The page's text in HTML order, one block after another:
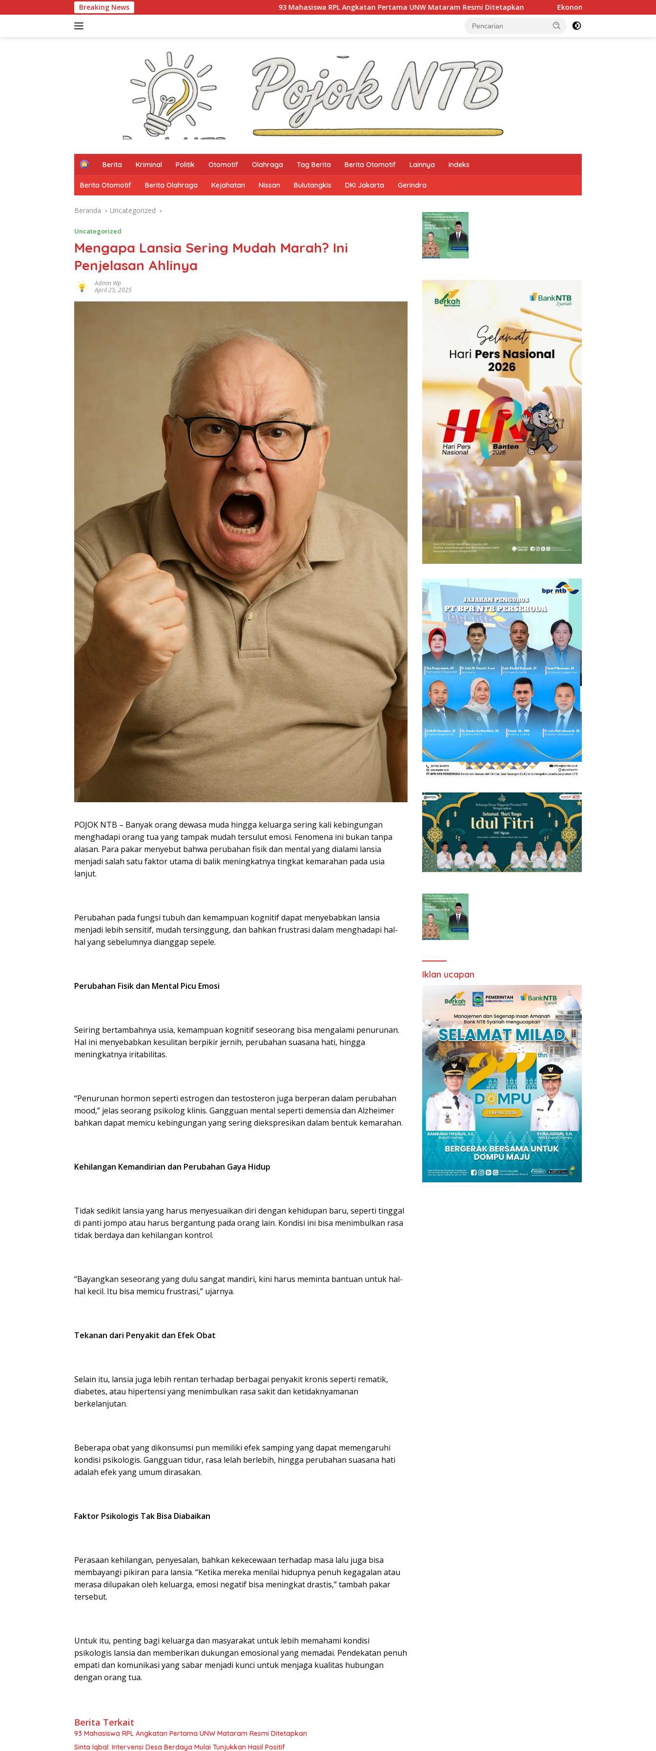
ke
Breaking News 93 Mahasiswa RPL Angkatan Pertama UNW Mataram Resmi Ditetapkan Ekonomi NTB Tumbuh 7,41 Persen, Kemiskinan dan
H
m
e
Berita Kriminal Politik Otomotif Olahraga Tag Berita Berita Otomotif Lainnya Indeks
Berita Otomotif Berita Olahraga Kejahatan Nissan Bulutangkis DKI Jakarta Gerindra
Beranda Uncategorized
Uncategorized
Mengapa Lansia Sering Mudah Marah? Ini
Penjelasan Ahlinya
Admin Wp
April 25, 2025
POJOK NTB – Banyak orang dewasa muda hingga keluarga sering kali kebingungan
menghadapi orang tua yang tampak mudah tersulut emosi. Fenomena ini bukan tanpa
alasan. Para pakar menyebut bahwa perubahan fisik dan mental yang dialami lansia
menjadi salah satu faktor utama di balik meningkatnya tingkat kemarahan pada usia
lanjut.
Perubahan pada fungsi tubuh dan kemampuan kognitif dapat menyebabkan lansia
menjadi lebih sensitif, mudah tersinggung, dan bahkan frustrasi dalam menghadapi hal-
hal yang sebelumnya dianggap sepele.
Perubahan Fisik dan Mental Picu Emosi
Seiring bertambahnya usia, kemampuan kognitif seseorang bisa mengalami penurunan.
Hal ini menyebabkan kesulitan berpikir jernih, perubahan suasana hati, hingga
meningkatnya iritabilitas.
“Penurunan hormon seperti estrogen dan testosteron juga berperan dalam perubahan
mood,” jelas seorang psikolog klinis. Gangguan mental seperti demensia dan Alzheimer
bahkan dapat memicu kebingungan yang sering diekspresikan dalam bentuk kemarahan.
Kehilangan Kemandirian dan Perubahan Gaya Hidup
Tidak sedikit lansia yang harus menyesuaikan diri dengan kehidupan baru, seperti tinggal
di panti jompo atau harus bergantung pada orang lain. Kondisi ini bisa menimbulkan rasa
tidak berdaya dan kehilangan kontrol.
“Bayangkan seseorang yang dulu sangat mandiri, kini harus meminta bantuan untuk hal-
hal kecil. Itu bisa memicu frustrasi,” ujarnya.
Tekanan dari Penyakit dan Efek Obat
Selain itu, lansia juga lebih rentan terhadap berbagai penyakit kronis seperti rematik,
diabetes, atau hipertensi yang menimbulkan rasa sakit dan ketidaknyamanan
berkelanjutan.
Beberapa obat yang dikonsumsi pun memiliki efek samping yang dapat memengaruhi
kondisi psikologis. Gangguan tidur, rasa lelah berlebih, hingga perubahan suasana hati
adalah efek yang umum dirasakan.
Faktor Psikologis Tak Bisa Diabaikan
Perasaan kehilangan, penyesalan, bahkan kekecewaan terhadap masa lalu juga bisa
membayangi pikiran para lansia. “Ketika mereka menilai hidupnya penuh kegagalan atau
merasa dilupakan oleh keluarga, emosi negatif bisa meningkat drastis,” tambah pakar
tersebut.
Untuk itu, penting bagi keluarga dan masyarakat untuk lebih memahami kondisi
psikologis lansia dan memberikan dukungan emosional yang memadai. Pendekatan penuh
empati dan komunikasi yang sabar menjadi kunci untuk menjaga kualitas hubungan
dengan orang tua.
Berita Terkait
93 Mahasiswa RPL Angkatan Pertama UNW Mataram Resmi Ditetapkan
Sinta Iqbal: Intervensi Desa Berdaya Mulai Tunjukkan Hasil Positif
Iklan ucapan